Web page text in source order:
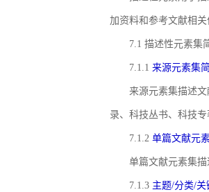
加资料和参考文献相
7.1 描述性元素集
7.1.1 来源元素集
来源元素集描述
录、科技丛书、科技
7.1.2 单篇文献元
单篇文献元素集
7.1.3 主题/分类/